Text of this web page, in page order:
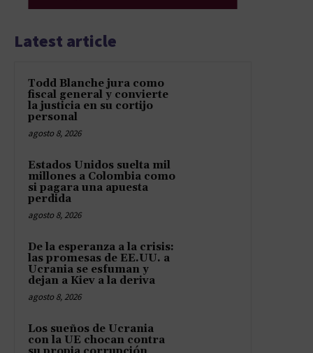
Latest article
Todd Blanche jura como
fiscal general y convierte
la justicia en su cortijo
personal
agosto 8, 2026
Estados Unidos suelta mil
millones a Colombia como
si pagara una apuesta
perdida
agosto 8, 2026
De la esperanza a la crisis:
las promesas de EE.UU. a
Ucrania se esfuman y
dejan a Kiev a la deriva
agosto 8, 2026
Los sueños de Ucrania
con la UE chocan contra